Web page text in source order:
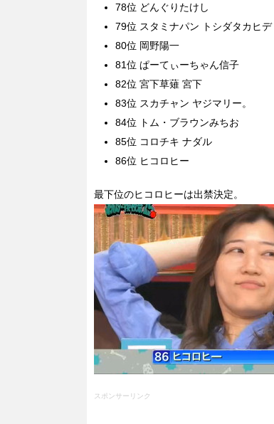
78位 どんぐりたけし
79位 スタミナパン トシダタカヒデ
80位 岡野陽一
81位 ぱーてぃーちゃん信子
82位 宮下草薙 宮下
83位 スカチャン ヤジマリー。
84位 トム・ブラウンみちお
85位 コロチキ ナダル
86位 ヒコロヒー
最下位のヒコロヒーは出禁決定。
スポンサーリンク